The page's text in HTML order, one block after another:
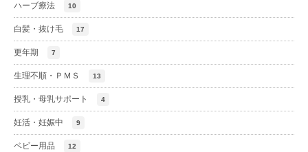
ハーブ療法 10
白髪・抜け毛 17
更年期 7
生理不順・ＰＭＳ 13
授乳・母乳サポート 4
妊活・妊娠中 9
ベビー用品 12